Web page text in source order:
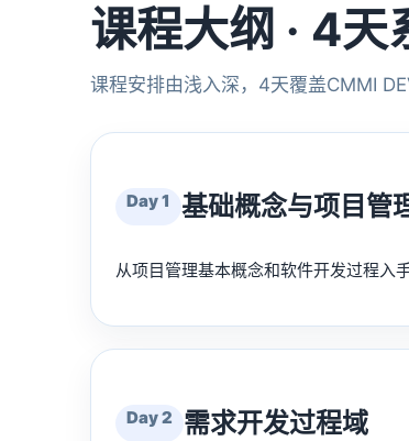
课程大纲 · 4天
课程安排由浅入深，4天覆盖CMMI
Day 1 基础概念与项目管
从项目管理基本概念和软件开发过程入
Day 2 需求开发过程域